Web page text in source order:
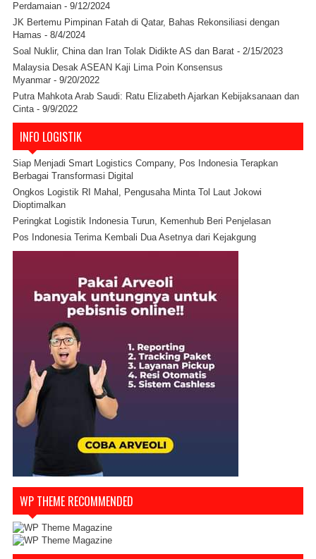
Perdamaian - 9/12/2024
JK Bertemu Pimpinan Fatah di Qatar, Bahas Rekonsiliasi dengan
Hamas - 8/4/2024
Soal Nuklir, China dan Iran Tolak Didikte AS dan Barat - 2/15/2023
Malaysia Desak ASEAN Kaji Lima Poin Konsensus
Myanmar - 9/20/2022
Putra Mahkota Arab Saudi: Ratu Elizabeth Ajarkan Kebijaksanaan dan
Cinta- 9/9/2022
INFO LOGISTIK
Siap Menjadi Smart Logistics Company, Pos Indonesia Terapkan
Berbagai Transformasi Digital
Ongkos Logistik RI Mahal, Pengusaha Minta Tol Laut Jokowi
Dioptimalkan
Peringkat Logistik Indonesia Turun, Kemenhub Beri Penjelasan
Pos Indonesia Terima Kembali Dua Asetnya dari Kejakgung
WP THEME RECOMMENDED